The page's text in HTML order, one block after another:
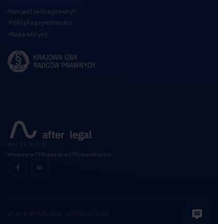
Kim jest radca prawny?
Polityka prywatności
Mapa witryny
Umowy w ITPrawnik w ITPrawnik Jutra